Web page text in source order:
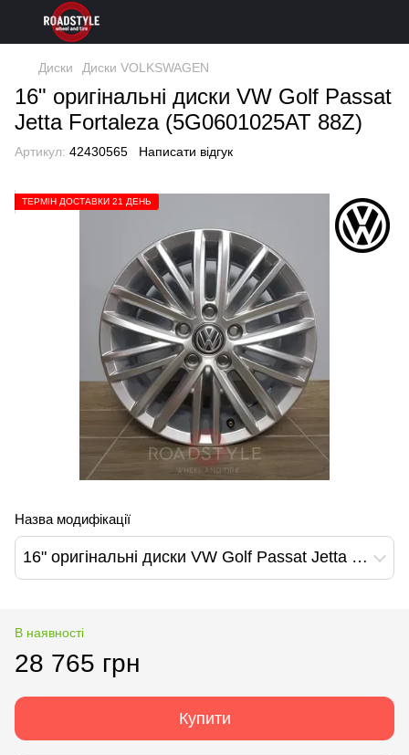
Диски Диски VOLKSWAGEN
16" оригінальні диски VW Golf Passat
Jetta Fortaleza (5G0601025AT 88Z)
Артикул: 42430565 Написати відгук
ТЕРМІН ДОСТАВКИ 21 ДЕНЬ
Назва модифікації
16" оригінальні диски VW Golf Passat Jetta Fortaleza (5G0601025AT 88Z)
В наявності
28 765 грн
Купити